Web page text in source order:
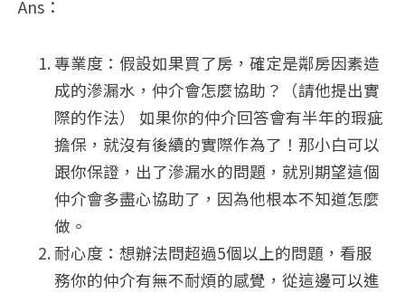
Ans：
專業度：假設如果買了房，確定是鄰房因素造
成的滲漏水，仲介會怎麼協助？（請他提出實
際的作法） 如果你的仲介回答會有半年的瑕疵
擔保，就沒有後續的實際作為了！那小白可以
跟你保證，出了滲漏水的問題，就別期望這個
仲介會多盡心協助了，因為他根本不知道怎麼
做。
耐心度：想辦法問超過5個以上的問題，看服
務你的仲介有無不耐煩的感覺，從這邊可以進